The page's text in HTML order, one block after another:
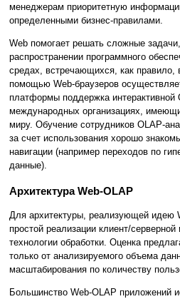
менеджерам приоритетную
определенными бизнес-правилами.
Web помогает решать сложные
распространении программного
средах, встречающихся, как
помощью Web-браузеров
платформы поддержка интерактивной
международных организациях,
миру. Обучение сотрудников OLAP-
за счет использования хорошо
навигации (например переходов по
данные).
Архитектура Web-OLAP
Для архитектуры, реализующей идею
простой реализации клиент/
технологии обработки. Оценка
только от анализируемого объема
масштабирования по количеству
Большинство Web-OLAP приложений